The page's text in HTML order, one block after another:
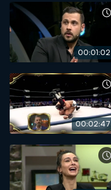
00:01:02
00:02:47